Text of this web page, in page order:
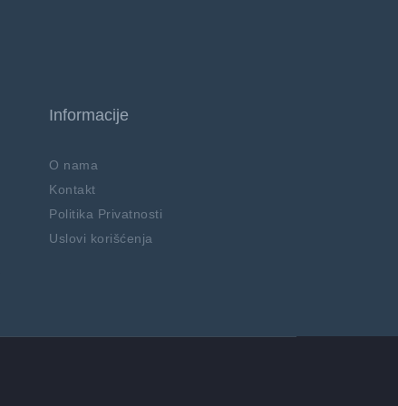
Informacije
O nama
Kontakt
Politika Privatnosti
Uslovi korišćenja